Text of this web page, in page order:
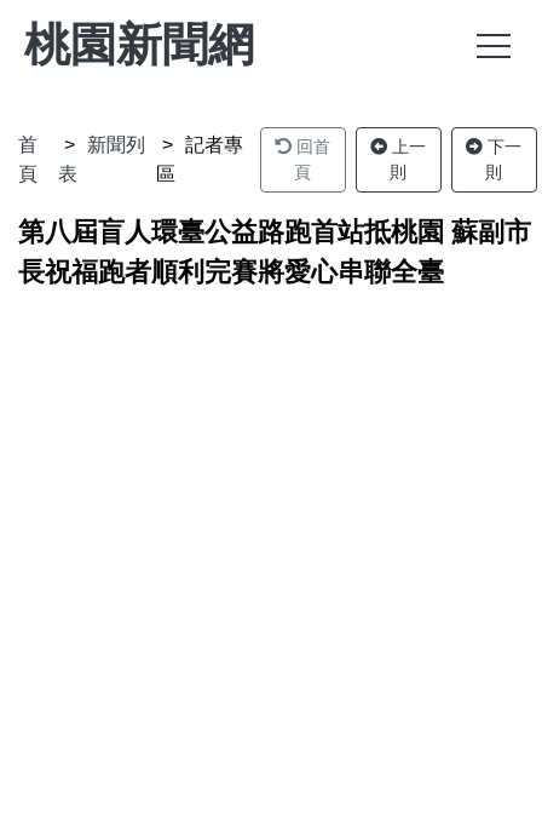
桃園新聞網
首
頁
新聞列
表
記者專
區
回首
頁
上一
則
下一
則
第八屆盲人環臺公益路跑首站抵桃園 蘇副市
長祝福跑者順利完賽將愛心串聯全臺